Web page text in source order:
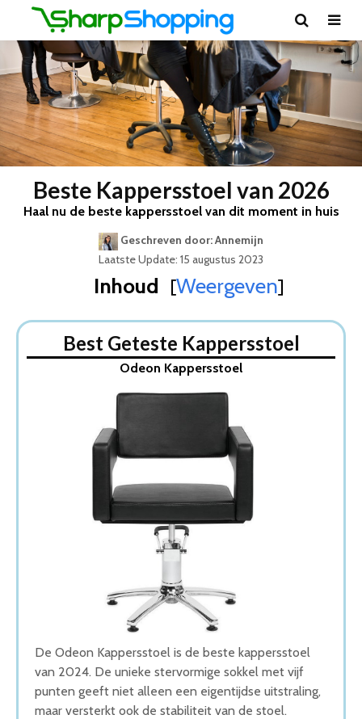
Beste Kappersstoel van 2026
Haal nu de beste kappersstoel van dit moment in huis
Geschreven door: Annemijn
Laatste Update: 15 augustus 2023
Inhoud [Weergeven]
1. Odeon Kappersstoel
2. Kappersstoel
3. Hoogwaardige Barbierstoel Kappersstoel
4. Limousine Kappersstoel
5. physa kappersstoel met voetsteun
Wat is de beste Kappersstoel van 2026
1. Beste Kappersstoel van 2026
2. Goede Prijs-Kwaliteit Kappersstoel
3. Goede Kwaliteit Kappersstoel
4. Stijlvolle Kappersstoel
5. Beste Budget Kappersstoel van 2026
Best Geteste Kappersstoel
Odeon Kappersstoel
De Odeon Kappersstoel is de beste kappersstoel
van 2024. De unieke stervormige sokkel met vijf
punten geeft niet alleen een eigentijdse uitstraling,
maar versterkt ook de stabiliteit van de stoel.